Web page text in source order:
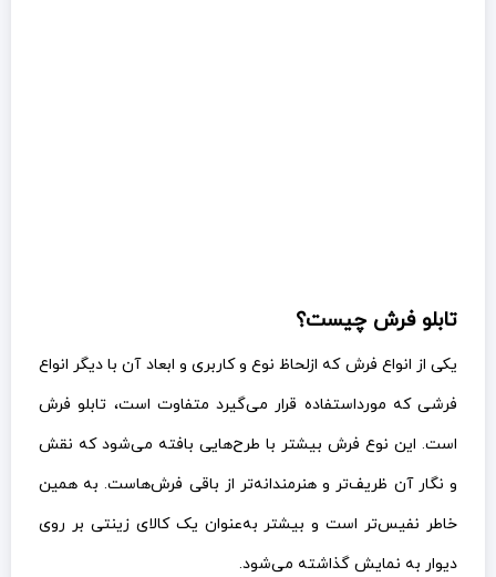
تابلو فرش چیست؟
یکی از انواع فرش که ازلحاظ نوع و کاربری و ابعاد آن با دیگر انواع
فرشی که مورداستفاده قرار می‌گیرد متفاوت است، تابلو فرش
است. این نوع فرش بیشتر با طرح‌هایی بافته می‌شود که نقش
و نگار آن ظریف‌تر و هنرمندانه‌تر از باقی فرش‌هاست. به همین
خاطر نفیس‌تر است و بیشتر به‌عنوان یک کالای زینتی بر روی
دیوار به نمایش گذاشته می‌شود.